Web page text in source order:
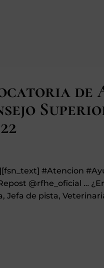
de
#Atencion
@rfhe_oficial …
Jefa de pista,